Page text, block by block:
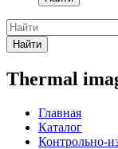
Найти
Thermal
Главная
Каталог
Контрольно-